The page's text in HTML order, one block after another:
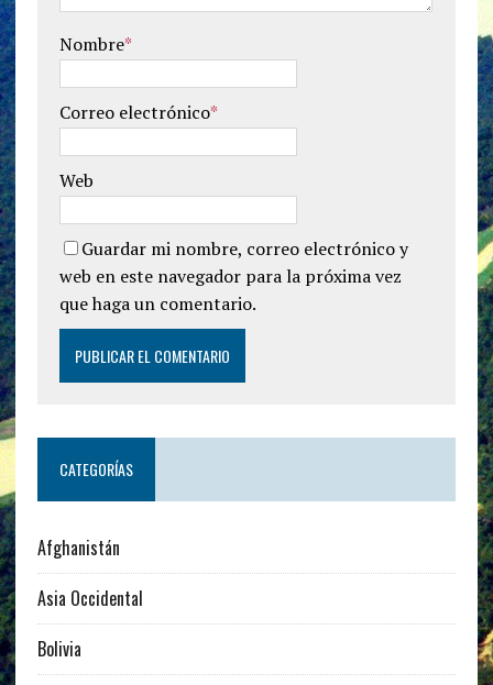
Nombre*
Correo electrónico*
Web
Guardar mi nombre, correo electrónico y
web en este navegador para la próxima vez
que haga un comentario.
CATEGORÍAS
Afghanistán
Asia Occidental
Bolivia